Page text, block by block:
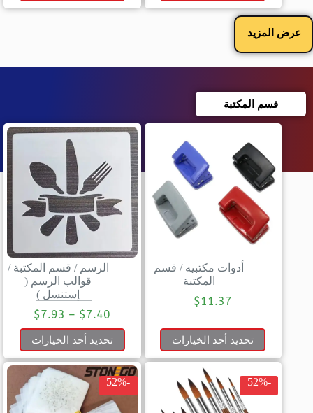
عرض المزيد
قسم المكتبة
أدوات مكتبيه / قسم
المكتبة
$11.37
تحديد أحد الخيارات
الرسم / قسم المكتبة /
قوالب الرسم (
إستنسل )
$7.40
–
$7.93
تحديد أحد الخيارات
-52%
-52%